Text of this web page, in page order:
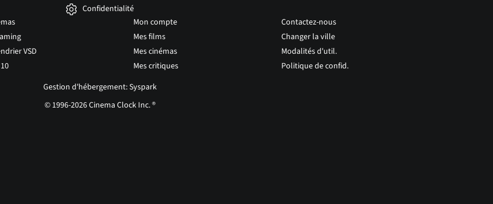
Confidentialité
VSD
Mon compte
Mes films
Mes cinémas
Mes critiques
Contactez-nous
Changer la ville
Modalités d'util.
Politique de confid.
Gestion d'hébergement: Syspark
© 1996-2026 Cinema Clock Inc. ®